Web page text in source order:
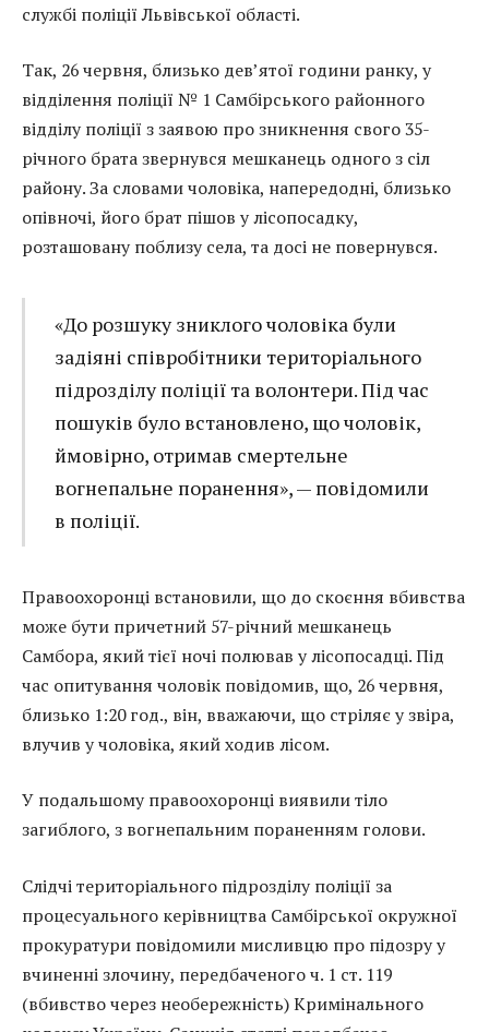
службі поліції Львівської області.
Так, 26 червня, близько дев’ятої години ранку, у
відділення поліції № 1 Самбірського районного
відділу поліції з заявою про зникнення свого 35-
річного брата звернувся мешканець одного з сіл
району. За словами чоловіка, напередодні, близько
опівночі, його брат пішов у лісопосадку,
розташовану поблизу села, та досі не повернувся.
«До розшуку зниклого чоловіка були
задіяні співробітники територіального
підрозділу поліції та волонтери. Під час
пошуків було встановлено, що чоловік,
ймовірно, отримав смертельне
вогнепальне поранення», — повідомили
в поліції.
Правоохоронці встановили, що до скоєння вбивства
може бути причетний 57-річний мешканець
Самбора, який тієї ночі полював у лісопосадці. Під
час опитування чоловік повідомив, що, 26 червня,
близько 1:20 год., він, вважаючи, що стріляє у звіра,
влучив у чоловіка, який ходив лісом.
У подальшому правоохоронці виявили тіло
загиблого, з вогнепальним пораненням голови.
Слідчі територіального підрозділу поліції за
процесуального керівництва Самбірської окружної
прокуратури повідомили мисливцю про підозру у
вчиненні злочину, передбаченого ч. 1 ст. 119
(вбивство через необережність) Кримінального